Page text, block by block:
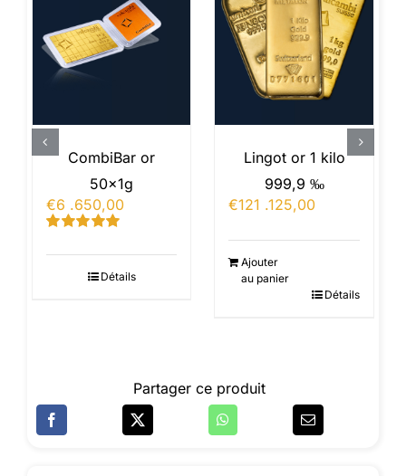
CombiBar or
50x1g
5
€6 .650,00
Détails
Lingot or 1 kilo
999,9 ‰
€121 .125,00
Ajouter
au panier
Détails
Partager ce produit